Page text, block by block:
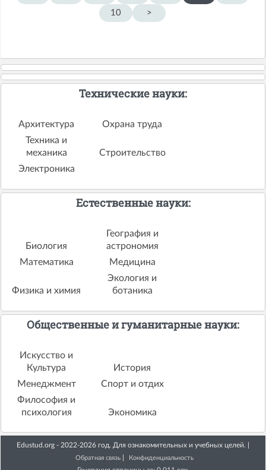
10
>
Технические науки:
Архитектура
Охрана труда
Техника и
механика
Строительство
Электроника
Естественные науки:
Биология
География и
астрономия
Математика
Медицина
Физика и химия
Экология и
ботаника
Общественные и гуманитарные науки:
Искусство и
Культура
История
Менеджмент
Спорт и отдих
Философия и
психология
Экономика
Edustud.org - 2022-2026 год. Для ознакомительных и учебных целей. |
Обратная связь Конфиденциальность